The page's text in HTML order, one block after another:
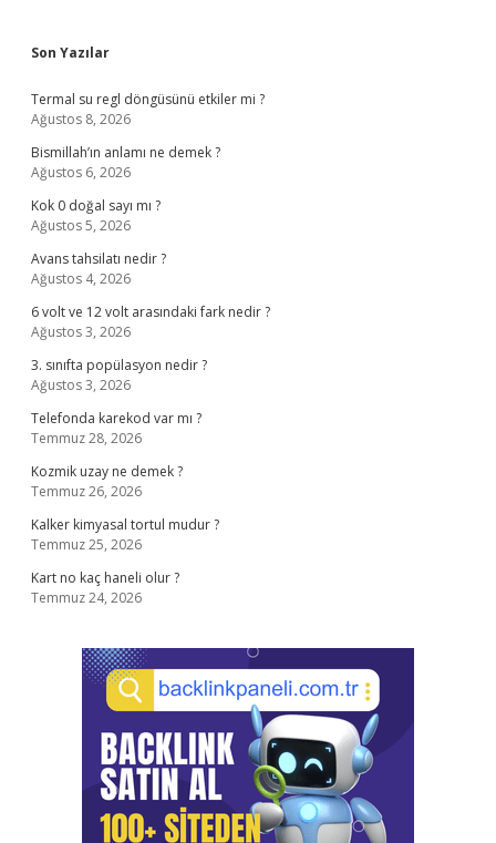
Sidebar
Son Yazılar
Termal su regl döngüsünü etkiler mi ?
Ağustos 8, 2026
Bismillah’ın anlamı ne demek ?
Ağustos 6, 2026
Kok 0 doğal sayı mı ?
Ağustos 5, 2026
Avans tahsilatı nedir ?
Ağustos 4, 2026
6 volt ve 12 volt arasındaki fark nedir ?
Ağustos 3, 2026
3. sınıfta popülasyon nedir ?
Ağustos 3, 2026
Telefonda karekod var mı ?
Temmuz 28, 2026
Kozmik uzay ne demek ?
Temmuz 26, 2026
Kalker kimyasal tortul mudur ?
Temmuz 25, 2026
Kart no kaç haneli olur ?
Temmuz 24, 2026